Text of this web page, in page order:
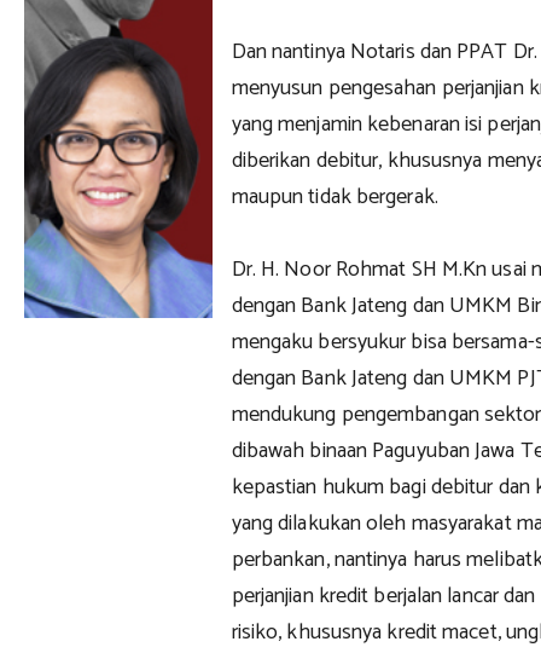
Dan nantinya Notaris dan PPAT
menyusun pengesahan
yang menjamin kebenaran isi
diberikan debitur, khususnya
maupun tidak bergerak.
Dr. H. Noor Rohmat SH M.Kn usai
dengan Bank Jateng dan UMKM
mengaku bersyukur bisa
dengan Bank Jateng dan UMKM
mendukung pengembangan
dibawah binaan Paguyuban Jawa
kepastian hukum bagi debitur dan
yang dilakukan oleh masyarakat
perbankan, nantinya harus
perjanjian kredit berjalan lancar
risiko, khususnya kredit macet,